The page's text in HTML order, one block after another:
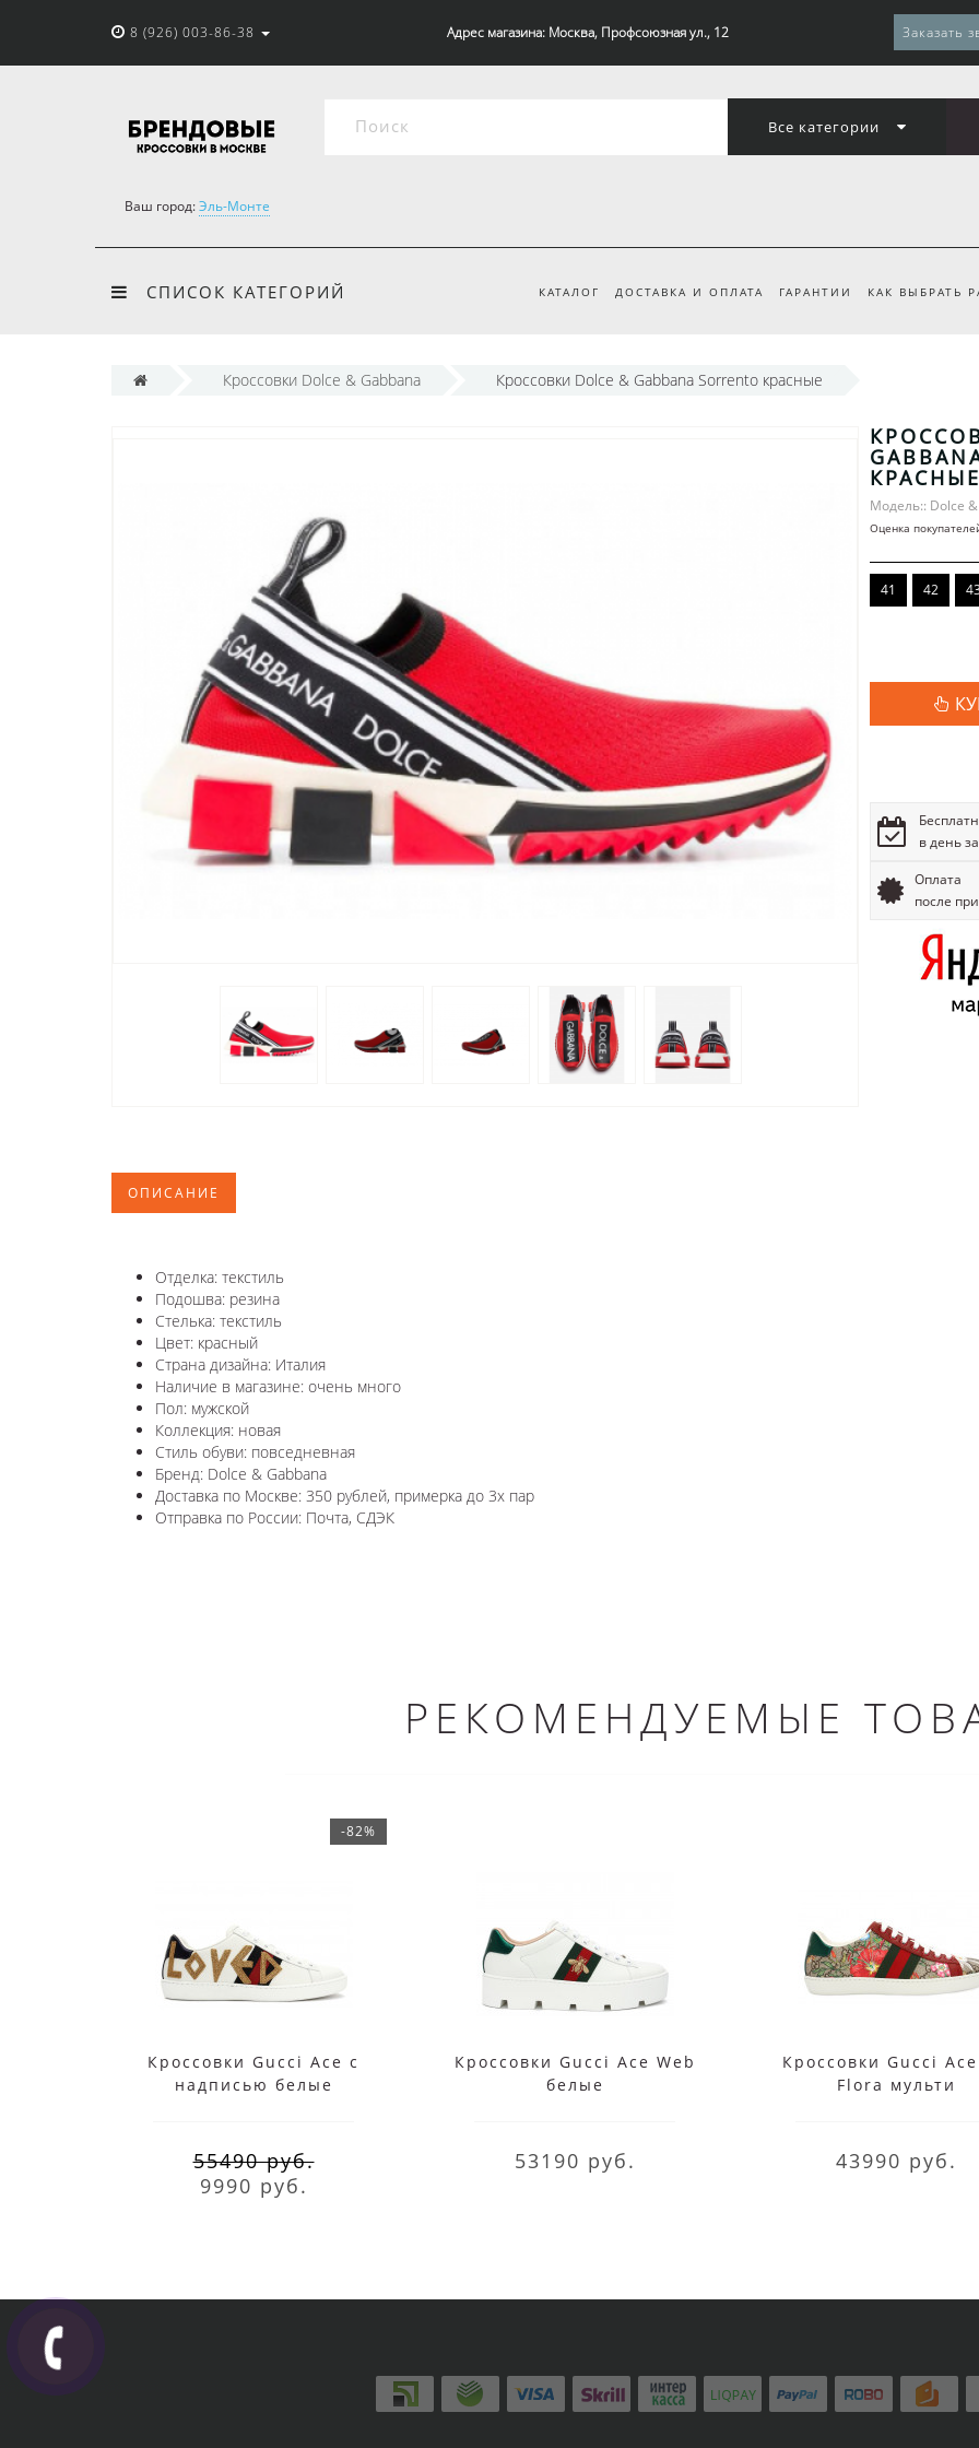
8 (926) 003-86-38 Адрес магазина: Москва, Профсоюзная ул., 12 Заказать
Все категории
Ваш город:Эль-Монте
СПИСОК КАТЕГОРИЙ КАТАЛОГ ДОСТАВКА И ОПЛАТА ГАРАНТИИ КАК ВЫБРАТЬ
Кроссовки Dolce & Gabbana Кроссовки Dolce & Gabbana Sorrento красные
Модель:: Dolce
Оценка
41 42
в день
Оплата
после
ОПИСАНИЕ
Отделка: текстиль
Подошва: резина
Стелька: текстиль
Цвет: красный
Страна дизайна: Италия
Наличие в магазине: очень много
Пол: мужской
Коллекция: новая
Стиль обуви: повседневная
Бренд: Dolce & Gabbana
Доставка по Москве: 350 рублей, примерка до 3х пар
Отправка по России: Почта, СДЭК
РЕКОМЕНДУЕМЫЕ
-82%
Кроссовки Gucci Ace с
надписью белые
55490 руб.
9990 руб.
Кроссовки Gucci Ace Web
белые
53190 руб.
Кроссовки Gucci Ace
Flora мульти
43990 руб.